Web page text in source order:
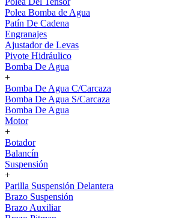
Polea Bomba de Agua
Patín De Cadena
Engranajes
Ajustador de Levas
Pivote Hidráulico
Bomba De Agua
+
Bomba De Agua C/Carcaza
Bomba De Agua S/Carcaza
Bomba De Agua
Motor
+
Botador
Balancín
Suspensión
+
Parilla Suspensión Delantera
Brazo Suspensión
Brazo Auxiliar